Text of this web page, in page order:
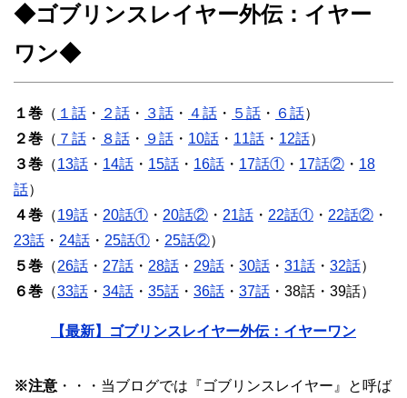
◆ゴブリンスレイヤー外伝：イヤー
ワン◆
１巻 （ １話 ・ ２話 ・ ３話 ・ ４話 ・ ５話 ・ ６話）
２巻 （ ７話 ・ ８話 ・ ９話 ・ 10話 ・ 11話 ・ 12話）
３巻 （13話 ・ 14話 ・ 15話 ・ 16話 ・ 17話① ・ 17話② ・ 18
話）
４巻 （19話 ・ 20話① ・ 20話② ・ 21話 ・ 22話① ・ 22話② ・
23話 ・ 24話 ・ 25話① ・ 25話②）
５巻 （26話 ・ 27話 ・ 28話 ・ 29話 ・ 30話 ・ 31話 ・ 32話）
６巻 （33話 ・ 34話 ・ 35話 ・ 36話 ・ 37話 ・38話・39話）
【最新】ゴブリンスレイヤー外伝：イヤーワン
※注意 ・・・当ブログでは『ゴブリンスレイヤー』と呼ば